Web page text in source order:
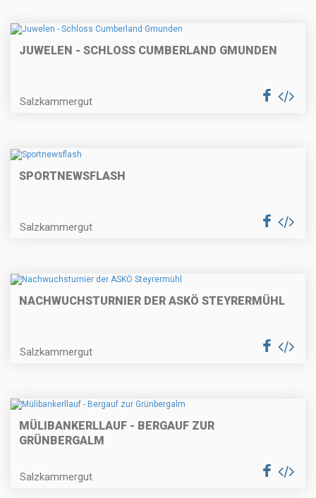
JUWELEN - SCHLOSS CUMBERLAND GMUNDEN
Salzkammergut
SPORTNEWSFLASH
Salzkammergut
NACHWUCHSTURNIER DER ASKÖ STEYRERMÜHL
Salzkammergut
MÜLIBANKERLLAUF - BERGAUF ZUR
GRÜNBERGALM
Salzkammergut